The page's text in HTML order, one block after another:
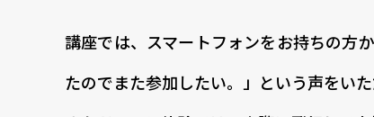
講座では、スマートフォンをお持ちの方
たのでまた参加したい。」という声をいた